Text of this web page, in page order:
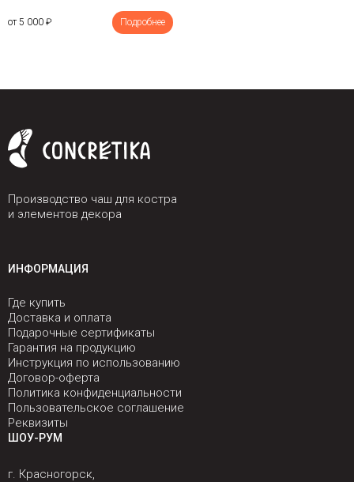
от 5 000 ₽ Подробнее
Производство чаш для костра
и элементов декора
ИНФОРМАЦИЯ
Где купить
Доставка и оплата
Подарочные сертификаты
Гарантия на продукцию
Инструкция по использованию
Договор-оферта
Политика конфиденциальности
Пользовательское соглашение
Реквизиты
ШОУ-РУМ
г. Красногорск,